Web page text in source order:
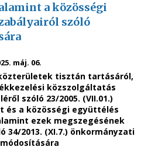
a közösségi
szóló
máj. 06.
tisztán tartásáról,
közszolgáltatás
szóló 23/2005. (VII.01.)
és a közösségi együttélés
ezek megszegésének
34/2013. (XI.7.) önkormányzati